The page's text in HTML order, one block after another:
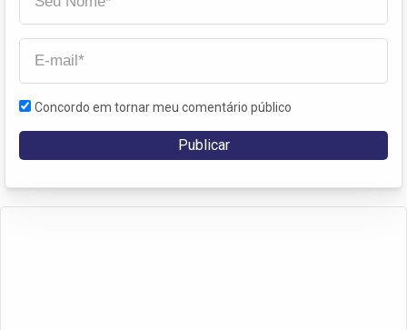
Concordo em tornar meu comentário público